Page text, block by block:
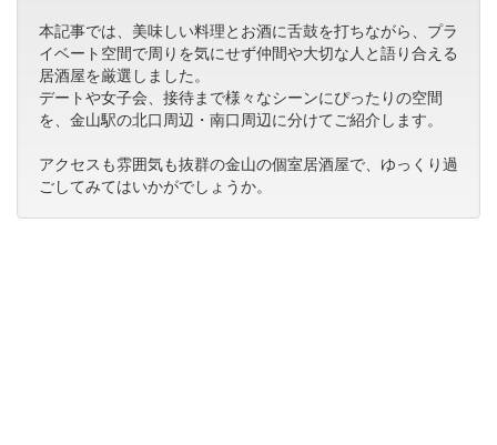
本記事では、美味しい料理とお酒に舌鼓を打ちながら、プラ
イベート空間で周りを気にせず仲間や大切な人と語り合える
居酒屋を厳選しました。
デートや女子会、接待まで様々なシーンにぴったりの空間
を、金山駅の北口周辺・南口周辺に分けてご紹介します。
アクセスも雰囲気も抜群の金山の個室居酒屋で、ゆっくり過
ごしてみてはいかがでしょうか。